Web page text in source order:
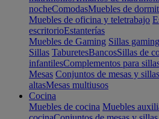
nocheComodasMuebles de
Muebles de oficina y teletrabajo
escritorioEstanterías
Muebles de Gaming Sillas gaming
Sillas TaburetesBancosSillas de
infantilesComplementos para
Mesas Conjuntos de mesas y sillas
altasMesas multiusos
Cocina
Muebles de cocina Muebles